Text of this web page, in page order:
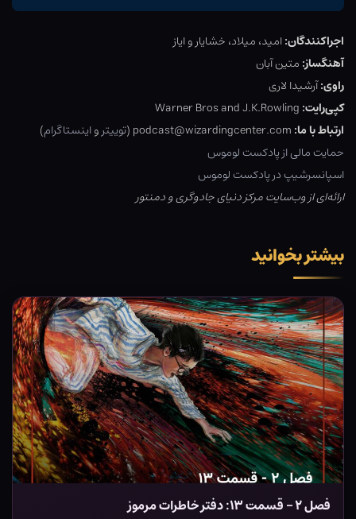
اجراکنندگان:امید، میلاد، خشایار و ایاز
آهنگساز: متین آبان
راوی:آرشیدا لاری
کپی‌رایت: Warner Bros and J.K.Rowling
ارتباط با ما: podcast@wizardingcenter.com ( توییترواینستاگرام)
حمایت مالی از پادکست لوموس
اسپانسرشیپ در پادکست لوموس
ارائه‌ای از وب‌سایت مرکز دنیای جادوگری و دمنتور
بیشتر بخوانید
فصل ۲ – قسمت ۱۳: دفتر خاطرات مرموز